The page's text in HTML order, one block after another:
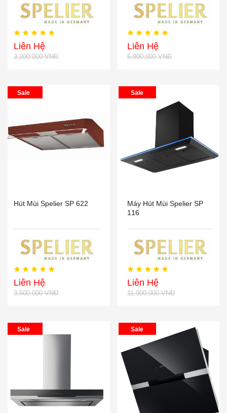
Liên Hệ
3,200,000 VNĐ
Liên Hệ
5,900,000 VNĐ
Sale
Hút Mùi Spelier SP 622
Liên Hệ
3,500,000 VNĐ
Sale
Máy Hút Mùi Spelier SP
116
Liên Hệ
11,900,000 VNĐ
Sale Sale